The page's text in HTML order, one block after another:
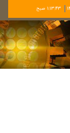
1:13:44 صبح